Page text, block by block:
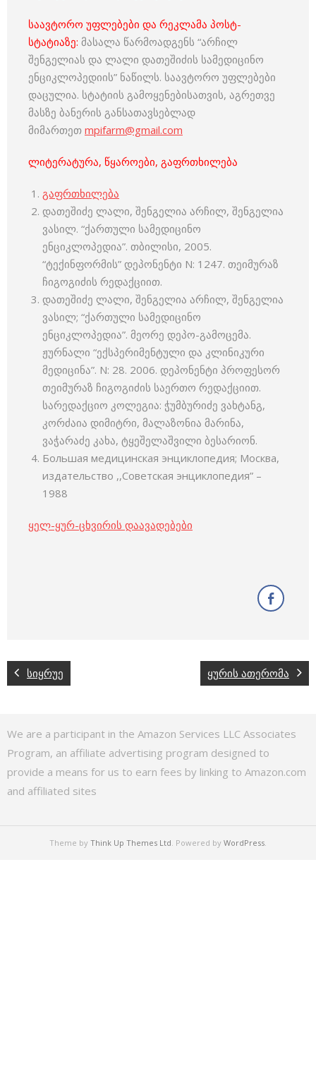
საავტორო უფლებები და რეკლამა პოსტ-
სტატიაზე: მასალა წარმოადგენს “არჩილ
შენგელიას და ლალი დათეშიძის სამედიცინო
ენციკლოპედიის” ნაწილს. საავტორო უფლებები
დაცულია. სტატიის გამოყენებისათვის, აგრეთვე
მასზე ბანერის განსათავსებლად
მიმართეთ mpifarm@gmail.com
ლიტერატურა, წყაროები, გაფრთხილება
გაფრთხილება
დათეშიძე ლალი, შენგელია არჩილ, შენგელია
ვასილ. “ქართული სამედიცინო
ენციკლოპედია”. თბილისი, 2005.
“ტექინფორმის” დეპონენტი N: 1247. თეიმურაზ
ჩიგოგიძის რედაქციით.
დათეშიძე ლალი, შენგელია არჩილ, შენგელია
ვასილ; “ქართული სამედიცინო
ენციკლოპედია”. მეორე დეპო-გამოცემა.
ჟურნალი “ექსპერიმენტული და კლინიკური
მედიცინა”. N: 28. 2006. დეპონენტი პროფესორ
თეიმურაზ ჩიგოგიძის საერთო რედაქციით.
სარედაქციო კოლეგია: ჭუმბურიძე ვახტანგ,
კორძაია დიმიტრი, მალაზონია მარინა,
ვაჭარაძე კახა, ტყეშელაშვილი ბესარიონ.
Большая медицинская энциклопедия; Москва,
издательство ,,Советская энциклопедия” –
1988
ყელ-ყურ-ცხვირის დაავადებები
სიყრუე ყურის ათერომა
We are a participant in the Amazon Services LLC Associates
Program, an affiliate advertising program designed to
provide a means for us to earn fees by linking to Amazon.com
and affiliated sites
Theme by Think Up Themes Ltd. Powered by WordPress.